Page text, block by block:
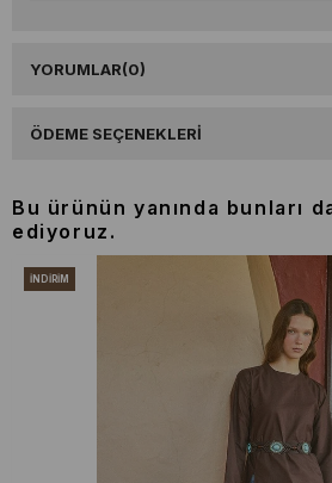
YORUMLAR(0)
ÖDEME SEÇENEKLERI
Bu ürünün yanında bunları
ediyoruz.
İNDIRIM